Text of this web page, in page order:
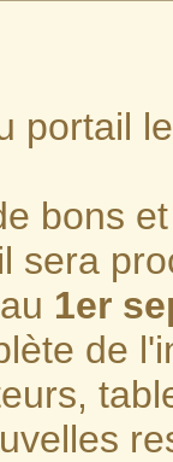
portail
bons
sera
1er
de